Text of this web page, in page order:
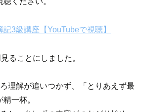
3級講座【YouTubeで視聴】
ることにしました。
理解が追いつかず、「とりあえず最
一杯。